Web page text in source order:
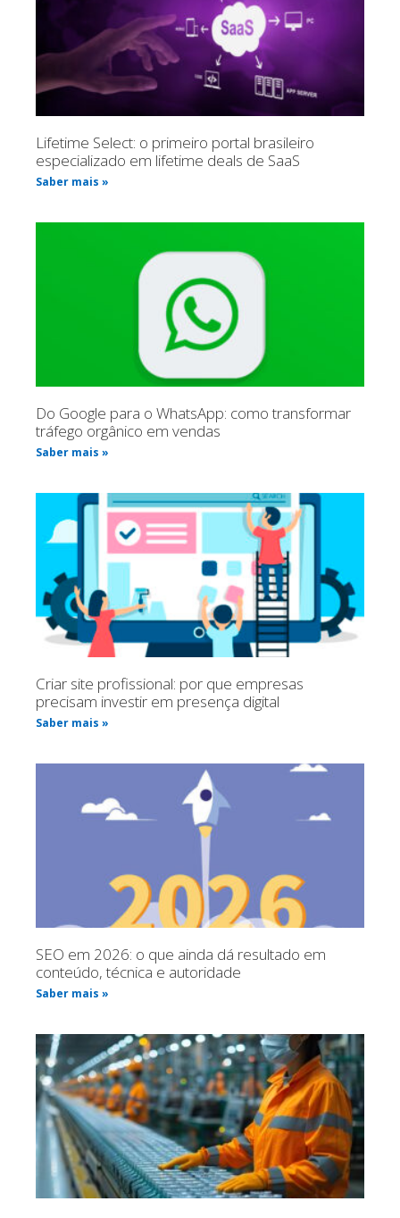
Lifetime Select: o primeiro portal brasileiro
especializado em lifetime deals de SaaS
Saber mais »
Do Google para o WhatsApp: como transformar
tráfego orgânico em vendas
Saber mais »
Criar site profissional: por que empresas
precisam investir em presença digital
Saber mais »
SEO em 2026: o que ainda dá resultado em
conteúdo, técnica e autoridade
Saber mais »